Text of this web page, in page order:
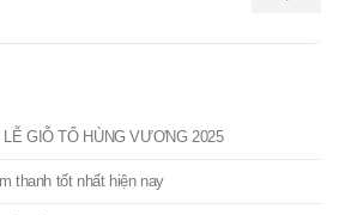
GIỖ TỔ HÙNG VƯƠNG 2025
thanh tốt nhất hiện nay